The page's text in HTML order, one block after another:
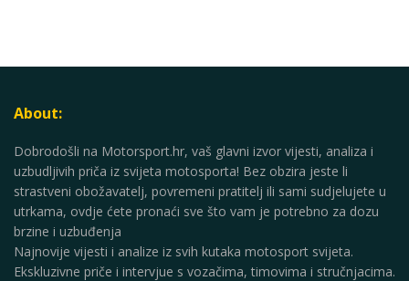
About:
Dobrodošli na Motorsport.hr, vaš glavni izvor vijesti, analiza i
uzbudljivih priča iz svijeta motosporta! Bez obzira jeste li
strastveni obožavatelj, povremeni pratitelj ili sami sudjelujete u
utrkama, ovdje ćete pronaći sve što vam je potrebno za dozu
brzine i uzbuđenja
Najnovije vijesti i analize iz svih kutaka motosport svijeta.
Ekskluzivne priče i intervjue s vozačima, timovima i stručnjacima.